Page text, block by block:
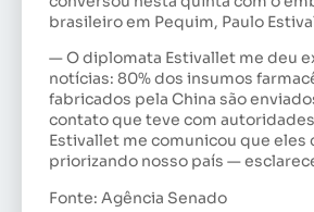
brasileiro em Pequim, Paulo
— O diplomata Estivallet me deu
notícias: 80% dos insumos
fabricados pela China são
contato que teve com
Estivallet me comunicou que eles
priorizando nosso país —
Fonte: Agência Senado